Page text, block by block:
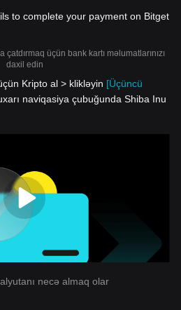
üçün bank kartı məlumatlarınızı
daxil edin
Kripto al > klikləyin [Üçüncü
naviqasiya çubuğunda Shiba Inu
necə almaq olar